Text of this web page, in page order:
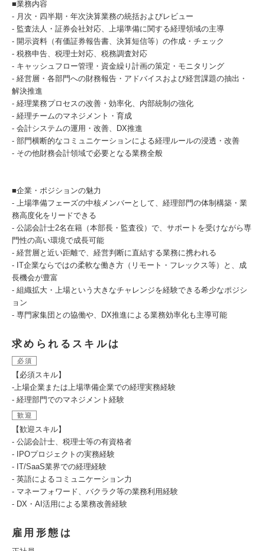
■業務内容
- 月次・四半期・年次決算業務の統括およびレビュー
- 監査法人・証券会社対応、上場準備に関する経理領域の主導
- 開示資料（有価証券報告書、決算短信等）の作成・チェック
- 税務申告、税理士対応、税務調査対応
- キャッシュフロー管理・資金繰り計画の策定・モニタリング
- 経営層・各部門への財務報告・アドバイスおよび経営課題の抽出・
解決推進
- 経理業務プロセスの改善・効率化、内部統制の強化
- 経理チームのマネジメント・育成
- 会計システムの運用・改善、DX推進
- 部門横断的なコミュニケーションによる経理ルールの浸透・改善
- その他財務会計領域で必要となる業務全般
■企業・ポジションの魅力
- 上場準備フェーズの中核メンバーとして、経理部門の体制構築・業
務高度化をリードできる
- 公認会計士2名在籍（本部長・監査役）で、サポートを受けながら専
門性の高い環境で成長可能
- 経営層と近い距離で、経営判断に直結する業務に携われる
- IT企業ならではの柔軟な働き方（リモート・フレックス等）と、成
長機会が豊富
- 組織拡大・上場という大きなチャレンジを経験できる希少なポジシ
ョン
- 専門家集団との協働や、DX推進による業務効率化も主導可能
求められるスキルは
必須
【必須スキル】
-上場企業または上場準備企業での経理実務経験
- 経理部門でのマネジメント経験
歓迎
【歓迎スキル】
- 公認会計士、税理士等の有資格者
- IPOプロジェクトの実務経験
- IT/SaaS業界での経理経験
- 英語によるコミュニケーション力
- マネーフォワード、バクラク等の業務利用経験
- DX・AI活用による業務改善経験
雇用形態は